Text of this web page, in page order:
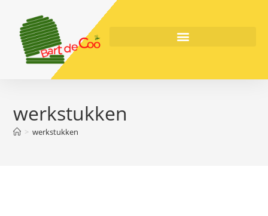
werkstukken
> werkstukken